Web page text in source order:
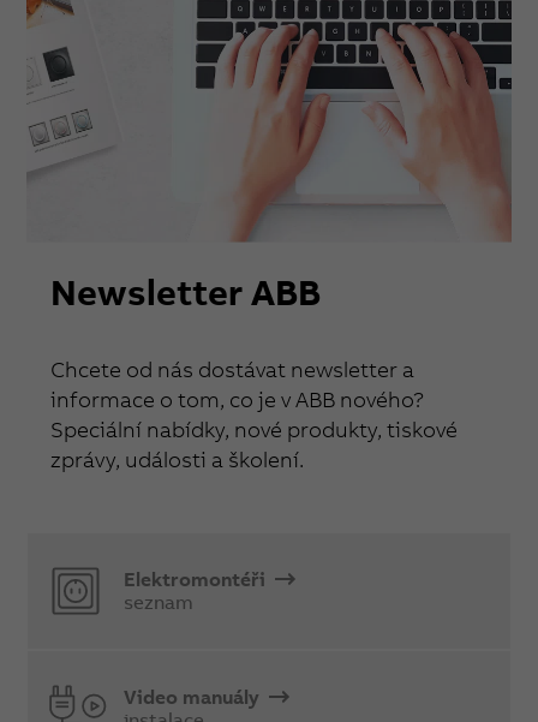
Newsletter ABB
Chcete od nás dostávat newsletter a
informace o tom, co je v ABB nového?
Speciální nabídky, nové produkty, tiskové
zprávy, události a školení.
Elektromontéři
seznam
Video manuály